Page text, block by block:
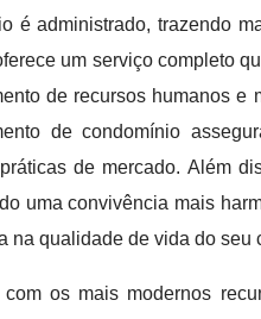
é administrado, trazendo
um serviço completo
de recursos humanos e
de condomínio
de mercado. Além
uma convivência mais
na qualidade de vida do seu
com os mais modernos